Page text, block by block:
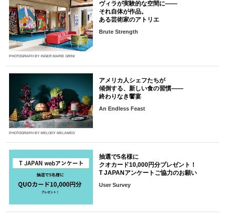
PHOTOGRAPH BY INGER MARIE GRINI
ヴィラが実験的な空間に――
それ自体が作品。
ある芸術家のアトリエ
Brute Strength
PHOTOGRAPH BY MELODY MELAMED
アメリカ人シェフたちが
傾倒する、新しい食の習慣――
終わりなき饗宴
An Endless Feast
抽選で5名様に
クオカード10,000円分プレゼント！
T JAPANアンケートご協力のお願い
User Survey